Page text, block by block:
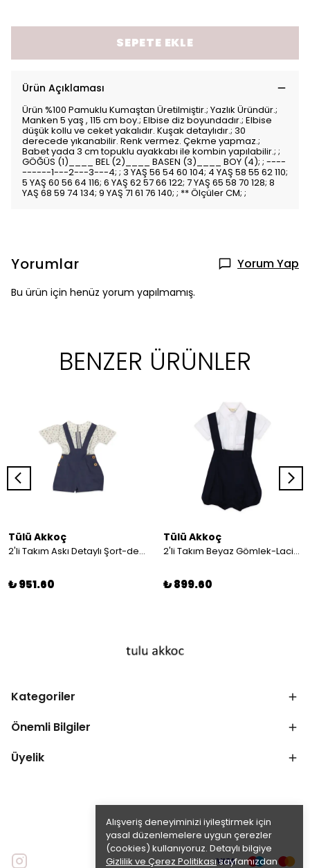
Alışveriş deneyiminizi iyileştirmek için
yasal düzenlemelere uygun çerezler
(cookies) kullanıyoruz. Detaylı bilgiye
Gizlilik ve Çerez Politikasısayfamızdan
SEPETE EKLE
Ürün Açıklaması
Ürün %100 Pamuklu Kumaştan Üretilmiştir.; Yazlık Üründür.;
Manken 5 yaş , 115 cm boy.; Elbise diz boyundadır.; Elbise
düşük kollu ve ceket yakalıdır. Kuşak detaylıdır.; 30
derecede yıkanabilir. Renk vermez. Çekme yapmaz.;
Babet yada 3 cm topuklu ayakkabı ile kombin yapılabilir.; ;
GÖĞÜS (1)____ BEL (2)____ BASEN (3)____ BOY (4); ; ----
------1---2---3---4; ; 3 YAŞ 56 54 60 104; 4 YAŞ 58 55 62 110;
5 YAŞ 60 56 64 116; 6 YAŞ 62 57 66 122; 7 YAŞ 65 58 70 128; 8
YAŞ 68 59 74 134; 9 YAŞ 71 61 76 140; ; ** Ölçüler CM; ;
Yorumlar Yorum Yap
Bu ürün için henüz yorum yapılmamış.
BENZER ÜRÜNLER
Tülü Akkoç
2'li Takım Askı Detaylı Şort-desenli Gömlek
₺ 951.60
Tülü Akkoç
2'li Takım Beyaz Gömlek-Lacivert Askılı Şort
₺ 899.60
Kategoriler
Önemli Bilgiler
Üyelik